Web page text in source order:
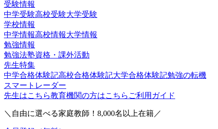
受験情報
中学受験高校受験大学受験
学校情報
中学情報高校情報大学情報
勉強情報
勉強法塾資格・課外活動
先生特集
中学合格体験記高校合格体験記大学合格体験記勉強の転機
スマートレーダー
先生はこちら教育機関の方はこちら ご利用ガイド
＼自由に選べる家庭教師！ 8,000名以上在籍／